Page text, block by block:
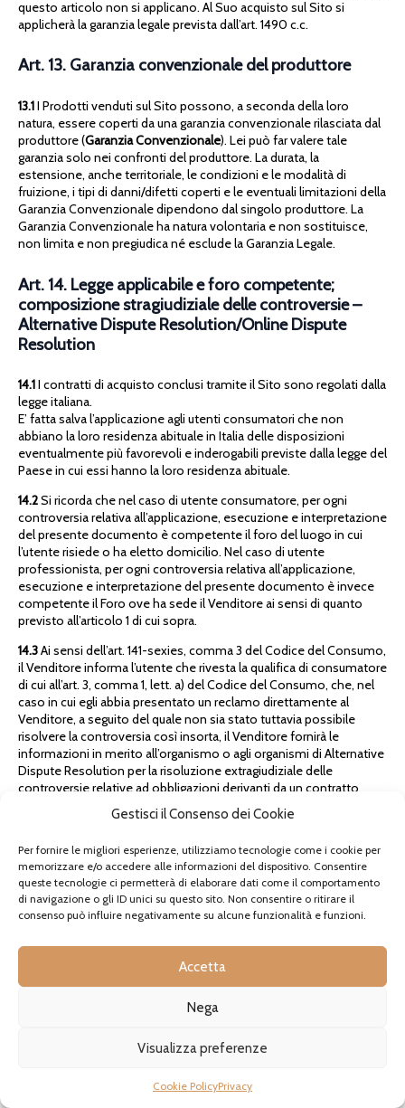
Gestisci il Consenso dei Cookie
Per fornire le migliori esperienze, utilizziamo tecnologie come i cookie per
memorizzare e/o accedere alle informazioni del dispositivo. Consentire
queste tecnologie ci permetterà di elaborare dati come il comportamento
di navigazione o gli ID unici su questo sito. Non consentire o ritirare il
consenso può influire negativamente su alcune funzionalità e funzioni.
Accetta
Nega
Visualizza preferenze
Cookie PolicyPrivacy
questo articolo non si applicano. Al Suo acquisto sul Sito si
applicherà la garanzia legale prevista dall’art. 1490 c.c.
Art. 13. Garanzia convenzionale del produttore
13.1I Prodotti venduti sul Sito possono, a seconda della loro
natura, essere coperti da una garanzia convenzionale rilasciata dal
produttore (Garanzia Convenzionale). Lei può far valere tale
garanzia solo nei confronti del produttore. La durata, la
estensione, anche territoriale, le condizioni e le modalità di
fruizione, i tipi di danni/difetti coperti e le eventuali limitazioni della
Garanzia Convenzionale dipendono dal singolo produttore. La
Garanzia Convenzionale ha natura volontaria e non sostituisce,
non limita e non pregiudica né esclude la Garanzia Legale.
Art. 14. Legge applicabile e foro competente;
composizione stragiudiziale delle controversie –
Alternative Dispute Resolution/Online Dispute
Resolution
14.1I contratti di acquisto conclusi tramite il Sito sono regolati dalla
legge italiana.
E’ fatta salva l’applicazione agli utenti consumatori che non
abbiano la loro residenza abituale in Italia delle disposizioni
eventualmente più favorevoli e inderogabili previste dalla legge del
Paese in cui essi hanno la loro residenza abituale.
14.2Si ricorda che nel caso di utente consumatore, per ogni
controversia relativa all’applicazione, esecuzione e interpretazione
del presente documento è competente il foro del luogo in cui
l’utente risiede o ha eletto domicilio. Nel caso di utente
professionista, per ogni controversia relativa all’applicazione,
esecuzione e interpretazione del presente documento è invece
competente il Foro ove ha sede il Venditore ai sensi di quanto
previsto all’articolo 1 di cui sopra.
14.3Ai sensi dell’art. 141-sexies, comma 3 del Codice del Consumo,
il Venditore informa l’utente che rivesta la qualifica di consumatore
di cui all’art. 3, comma 1, lett. a) del Codice del Consumo, che, nel
caso in cui egli abbia presentato un reclamo direttamente al
Venditore, a seguito del quale non sia stato tuttavia possibile
risolvere la controversia così insorta, il Venditore fornirà le
informazioni in merito all’organismo o agli organismi di Alternative
Dispute Resolution per la risoluzione extragiudiziale delle
controversie relative ad obbligazioni derivanti da un contratto
concluso in base alle presenti Condizioni Generali di Vendita
(organismi ADR, come indicati agli artt. 141-bis e ss. Codice del
organismi per risolvere la controversia stessa.
14.4Il Venditore informa inoltre l’utente che rivesta la qualifica di
consumatore di cui all’art. 3, comma 1, lett a) del Codice del
Consumo che è stata istituita una piattaforma europea per la
piattaforma ODR). La piattaforma ODR è consultabile al seguente
http://ec.europa.eu/consumers/odr/
piattaforma ODR l’utente consumatore potrà consultare l’elenco
degli organismi ADR, trovare il link al sito di ciascuno di essi e
di adire il giudice ordinario competente della controversia